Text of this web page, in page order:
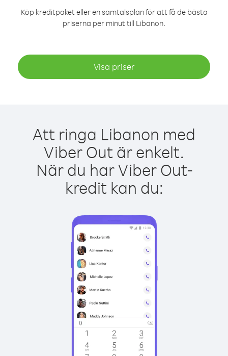
Köp kreditpaket eller en samtalsplan för att få de bästa
priserna per minut till Libanon.
Visa priser
Att ringa Libanon med
Viber Out är enkelt.
När du har Viber Out-
kredit kan du: